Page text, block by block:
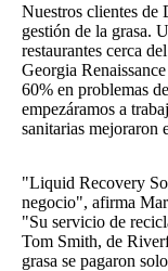
Nuestros clientes de
gestión de la grasa.
restaurantes cerca
Georgia
60% en problemas
empezáramos a
sanitarias mejoraron
"Liquid Recovery
negocio", afirma
"Su servicio de
Tom Smith, de
grasa se pagaron